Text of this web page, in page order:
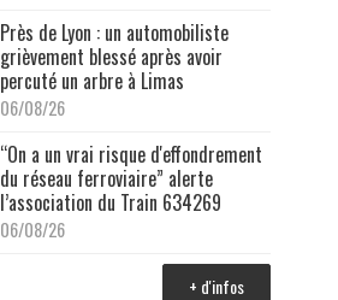
Près de Lyon : un automobiliste
grièvement blessé après avoir
percuté un arbre à Limas
06/08/26
“On a un vrai risque d'effondrement
du réseau ferroviaire” alerte
l’association du Train 634269
06/08/26
+ d'infos